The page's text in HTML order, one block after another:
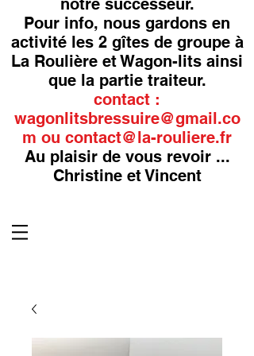
notre successeur.
Pour info, nous gardons en
activité les 2 gîtes de groupe à
La Roulière et Wagon-lits ainsi
que la partie traiteur.
contact :
wagonlitsbressuire@gmail.co
m ou contact@la-rouliere.fr
Au plaisir de vous revoir ...
Christine et Vincent